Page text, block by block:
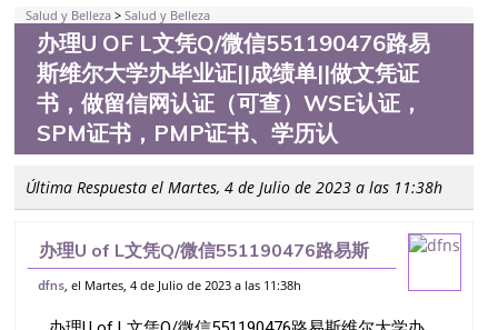
Salud y Belleza >Salud y Belleza
办理U OF L文凭Q/微信551190476路易
斯维尔大学办毕业证||成绩单||做文凭证
书，做留信网认证（可查）WSE认证，
SPM证书，PMP证书、学历认
Última Respuesta el Martes, 4 de Julio de 2023 a las 11:38h
办理U of L文凭Q/微信551190476路易斯
维尔大学办毕业证||成绩单||做文凭证书，做
dfns, el Martes, 4 de Julio de 2023 a las 11:38h